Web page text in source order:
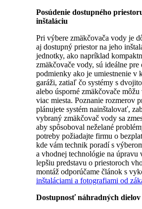
Posúdenie dostupného
inštaláciu
Pri výbere zmäkčovača vody je
aj dostupný priestor na jeho
jednotky, ako napríklad
zmäkčovače vody, sú ideálne pre
podmienky ako je umiestnenie v
garáži, zatiaľ čo systémy s
alebo úsporné zmäkčovače
viac miesta. Poznanie rozmerov
plánujete systém nainštalovať,
vybraný zmäkčovač vody sa
aby spôsoboval neželané
potreby požiadajte firmu o
kde vám technik poradí s
a vhodnej technológie na úpravu
lepšiu predstavu o priestoroch
montáž odporúčame článok s
inštaláciami a fotografiami od
Dostupnosť náhradných dielov